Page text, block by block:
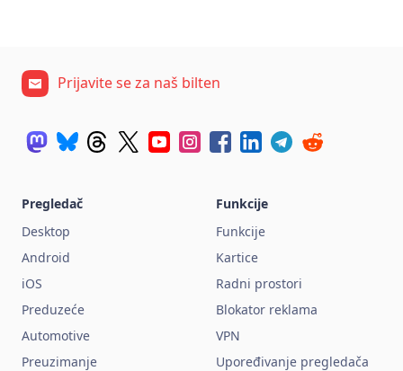
Prijavite se za naš bilten
Pregledač
Desktop
Android
iOS
Preduzeće
Automotive
Preuzimanje
Funkcije
Funkcije
Kartice
Radni prostori
Blokator reklama
VPN
Upoređivanje pregledača